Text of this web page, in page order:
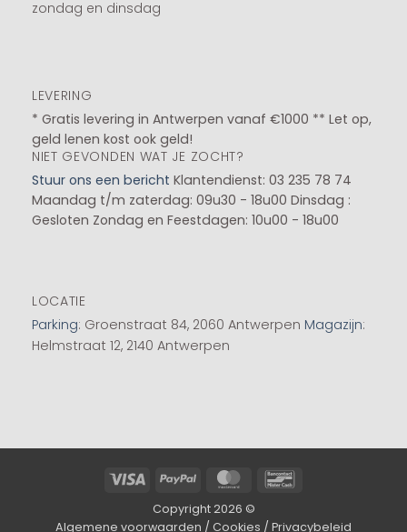
zondag en dinsdag
LEVERING
* Gratis levering in Antwerpen vanaf €1000 ** Let op,
geld lenen kost ook geld!
NIET GEVONDEN WAT JE ZOCHT?
Stuur ons een bericht Klantendienst: 03 235 78 74
Maandag t/m zaterdag: 09u30 - 18u00 Dinsdag :
Gesloten Zondag en Feestdagen: 10u00 - 18u00
LOCATIE
Parking: Groenstraat 84, 2060 Antwerpen Magazijn:
Helmstraat 12, 2140 Antwerpen
Visa PayPal MasterCard
Copyright 2026 ©
Algemene voorwaarden / Cookies / Privacybeleid